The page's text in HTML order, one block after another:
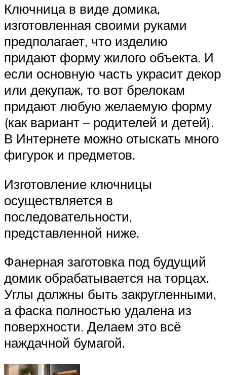
Ключница в виде домика,
изготовленная своими руками
предполагает, что изделию
придают форму жилого объекта. И
если основную часть украсит декор
или декупаж, то вот брелокам
придают любую желаемую форму
(как вариант – родителей и детей).
В Интернете можно отыскать много
фигурок и предметов.
Изготовление ключницы
осуществляется в
последовательности,
представленной ниже.
Фанерная заготовка под будущий
домик обрабатывается на торцах.
Углы должны быть закругленными,
а фаска полностью удалена из
поверхности. Делаем это всё
наждачной бумагой.